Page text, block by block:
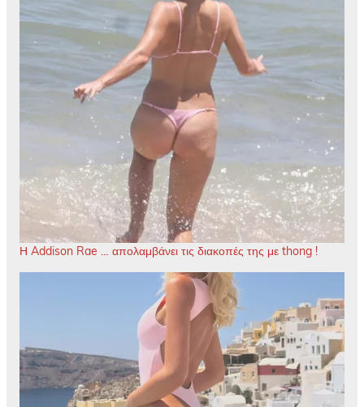
Η Addison Rae … απολαμβάνει τις διακοπές της με thong !